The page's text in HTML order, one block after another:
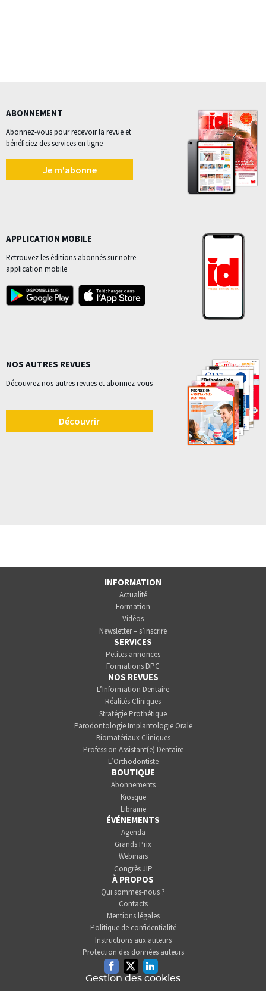
ABONNEMENT
Abonnez-vous pour recevoir la revue et
bénéficiez des services en ligne
Je m'abonne
APPLICATION MOBILE
Retrouvez les éditions abonnés sur notre
application mobile
NOS AUTRES REVUES
Découvrez nos autres revues et abonnez-vous
Découvrir
INFORMATION
Actualité
Formation
Vidéos
Newsletter – s’inscrire
SERVICES
Petites annonces
Formations DPC
NOS REVUES
L’Information Dentaire
Réalités Cliniques
Stratégie Prothétique
Parodontologie Implantologie Orale
Biomatériaux Cliniques
Profession Assistant(e) Dentaire
L’Orthodontiste
BOUTIQUE
Abonnements
Kiosque
Librairie
ÉVÉNEMENTS
Agenda
Grands Prix
Webinars
Congrès JIP
À PROPOS
Qui sommes-nous ?
Contacts
Mentions légales
Politique de confidentialité
Instructions aux auteurs
Protection des données auteurs
FacebookTwitterLinkedin
Gestion des cookies